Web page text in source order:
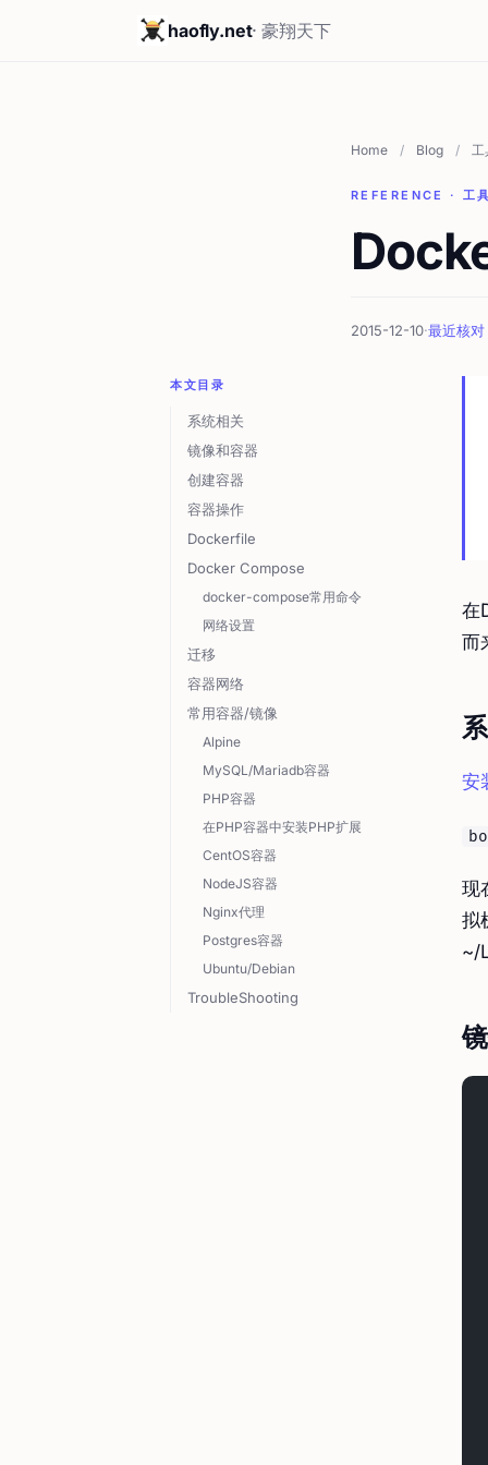
haofly.net· 豪翔天下
Home / Blog / 工
REFERENCE · 工
2015-12-10·最近核
本文目录
系统相关
镜像和容器
创建容器
容器操作
Dockerfile
Docker Compose
docker-compose常用命令
网络设置
迁移
容器网络
常用容器/镜像
Alpine
MySQL/Mariadb容器
PHP容器
在PHP容器中安装PHP扩展
CentOS容器
NodeJS容器
Nginx代理
Postgres容器
Ubuntu/Debian
TroubleShooting
在
而
安
现
拟
~/